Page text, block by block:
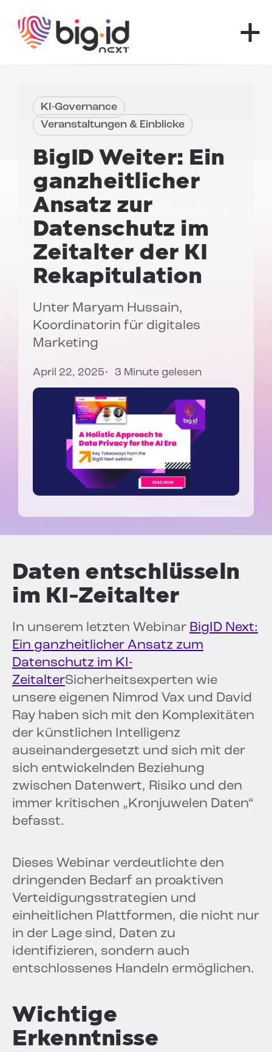
KI-Governance
Veranstaltungen & Einblicke
BigID Weiter: Ein
ganzheitlicher
Ansatz zur
Datenschutz im
Zeitalter der KI
Rekapitulation
Unter Maryam Hussain,
Koordinatorin für digitales
Marketing
April 22, 2025 3 Minute gelesen
Daten entschlüsseln
im KI-Zeitalter
In unserem letzten Webinar BigID Next:
Ein ganzheitlicher Ansatz zum
Datenschutz im KI-
ZeitalterSicherheitsexperten wie
unsere eigenen Nimrod Vax und David
Ray haben sich mit den Komplexitäten
der künstlichen Intelligenz
auseinandergesetzt und sich mit der
sich entwickelnden Beziehung
zwischen Datenwert, Risiko und den
immer kritischen „Kronjuwelen Daten“
befasst.
Dieses Webinar verdeutlichte den
dringenden Bedarf an proaktiven
Verteidigungsstrategien und
einheitlichen Plattformen, die nicht nur
in der Lage sind, Daten zu
identifizieren, sondern auch
entschlossenes Handeln ermöglichen.
Wichtige
Erkenntnisse